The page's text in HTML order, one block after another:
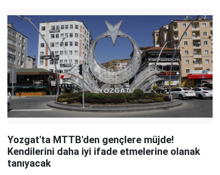
Yozgat'ta MTTB'den gençlere müjde!
Kendilerini daha iyi ifade etmelerine olanak
tanıyacak